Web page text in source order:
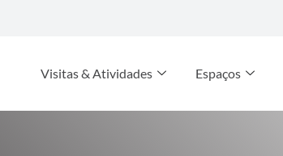
Visitas & Atividades Espaços